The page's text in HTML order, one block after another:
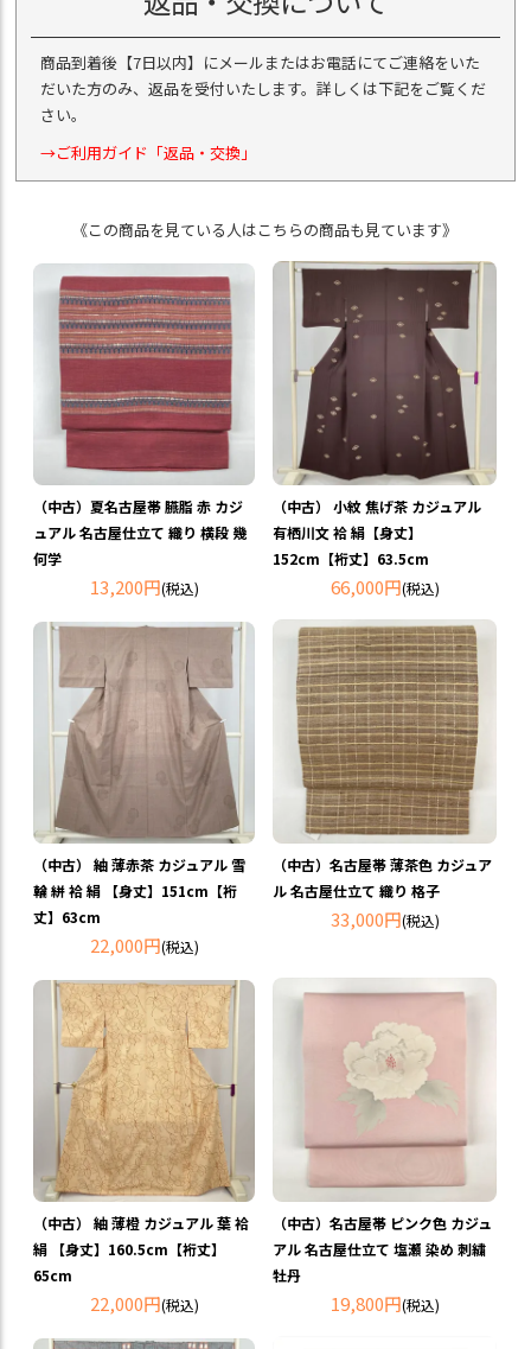
商品到着後【7日以内】にメールまたはお電話にてご連絡をいた
だいた方のみ、返品を受付いたします。詳しくは下記をご覧くだ
さい。
→ご利用ガイド「返品・交換」
《この商品を見ている人はこちらの商品も見ています》
（中古）夏名古屋帯 臙脂 赤 カジ
ュアル 名古屋仕立て 織り 横段 幾
何学
13,200円(税込)
（中古） 小紋 焦げ茶 カジュアル
有栖川文 袷 絹【身丈】
152cm【裄丈】63.5cm
66,000円(税込)
（中古） 紬 薄赤茶 カジュアル 雪
輪 絣 袷 絹 【身丈】151cm【裄
丈】63cm
22,000円(税込)
（中古）名古屋帯 薄茶色 カジュア
ル 名古屋仕立て 織り 格子
33,000円(税込)
（中古） 紬 薄橙 カジュアル 葉 袷
絹 【身丈】160.5cm【裄丈】
65cm
22,000円(税込)
（中古）名古屋帯 ピンク色 カジュ
アル 名古屋仕立て 塩瀬 染め 刺繍
牡丹
19,800円(税込)